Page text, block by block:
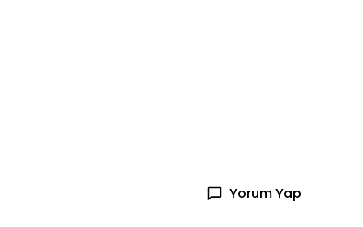
Yorum Yap